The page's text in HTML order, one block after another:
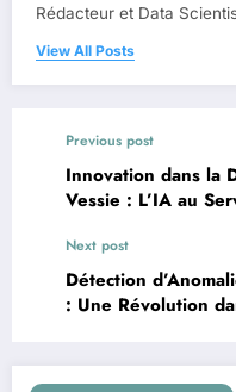
Rédacteur et Data
View All Posts
Previous post
Innovation dans la
Vessie : L’IA au
Next post
Détection
: Une Révolution